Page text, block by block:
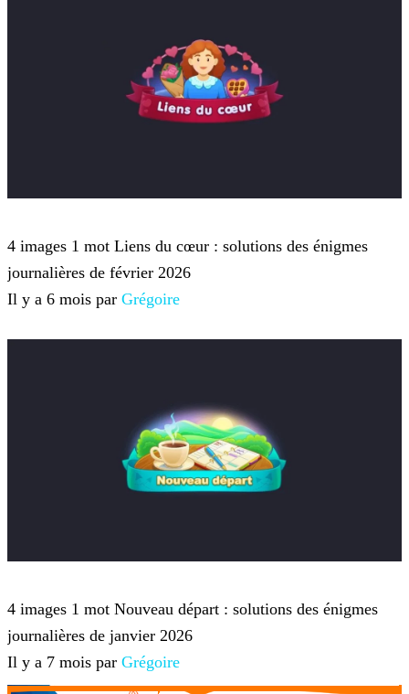
4 images 1 mot Liens du cœur : solutions des énigmes
journalières de février 2026
Il y a 6 mois par Grégoire
4 images 1 mot Nouveau départ : solutions des énigmes
journalières de janvier 2026
Il y a 7 mois par Grégoire